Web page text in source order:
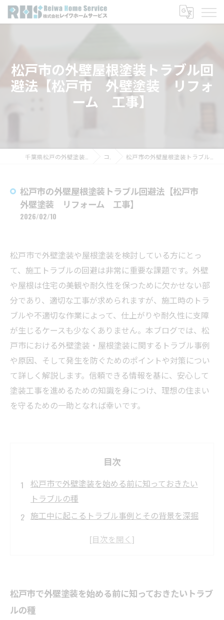
松戸市の外壁屋根塗装トラブル回
避法【松戸市 外壁塗装 リフォ
ーム 工事】
コラム 松戸市の外壁屋根塗装トラブル回避法【松戸市 外壁塗装 リフォーム 工事】
松戸市の外壁屋根塗装トラブル回避法【松戸市
外壁塗装 リフォーム 工事】
2026/02/10
松戸市で外壁塗装や屋根塗装を検討している方にとっ
て、施工トラブルの回避は非常に重要な課題です。外壁
や屋根は住宅の美観や耐久性を保つために欠かせない部
分であり、適切な工事が求められますが、施工時のトラ
ブルや不適切な作業によって、仕上がりや耐久性に支障
が生じるケースも少なくありません。本ブログでは、松
戸市における外壁塗装・屋根塗装に関するトラブル事例
や原因、そして発生を防ぐためのポイントや対策につい
て詳しく解説します。信頼できる情報を基に、安心して
塗装工事を進めるための知識を身につけ、理想の住まい
を守るための一助となれば幸いです。
目次
松戸市で外壁塗装を始める前に知っておきたい
トラブルの種
施工中に起こるトラブル事例とその背景を深掘
どうすれば松戸市の外壁・屋根塗装トラブルを
い選び方
安心して任せられる！松戸市の外壁・屋根塗装
松戸市で外壁塗装を始める前に知っておきたいトラブ
ルの種